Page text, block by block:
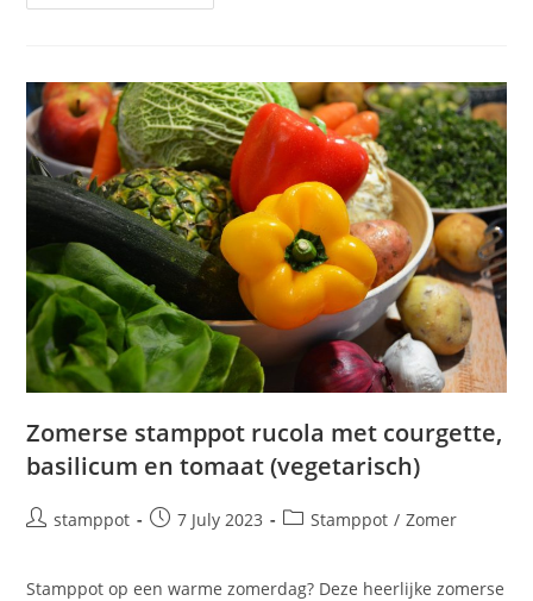
Zomerse stamppot rucola met courgette,
basilicum en tomaat (vegetarisch)
stamppot 7 July 2023 Stamppot / Zomer
Stamppot op een warme zomerdag? Deze heerlijke zomerse